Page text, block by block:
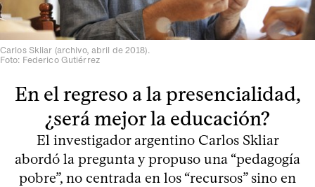
Carlos Skliar (archivo, abril de 2018).
Foto: Federico Gutiérrez
En el regreso a la presencialidad,
¿será mejor la educación?
El investigador argentino Carlos Skliar
abordó la pregunta y propuso una “pedagogía
pobre”, no centrada en los “recursos” sino en